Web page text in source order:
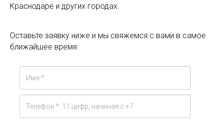
Краснодаре и других городах.
Оставьте заявку ниже и мы свяжемся с вами в самое
ближайшее время: